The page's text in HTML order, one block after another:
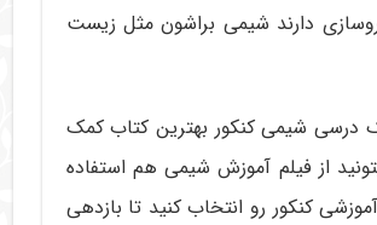
دارند شیمی براشون مثل زیست
درسی شیمی کنکور بهترین کتاب کمک
از فیلم آموزش شیمی هم استفاده
کنکور رو انتخاب کنید تا بازدهی